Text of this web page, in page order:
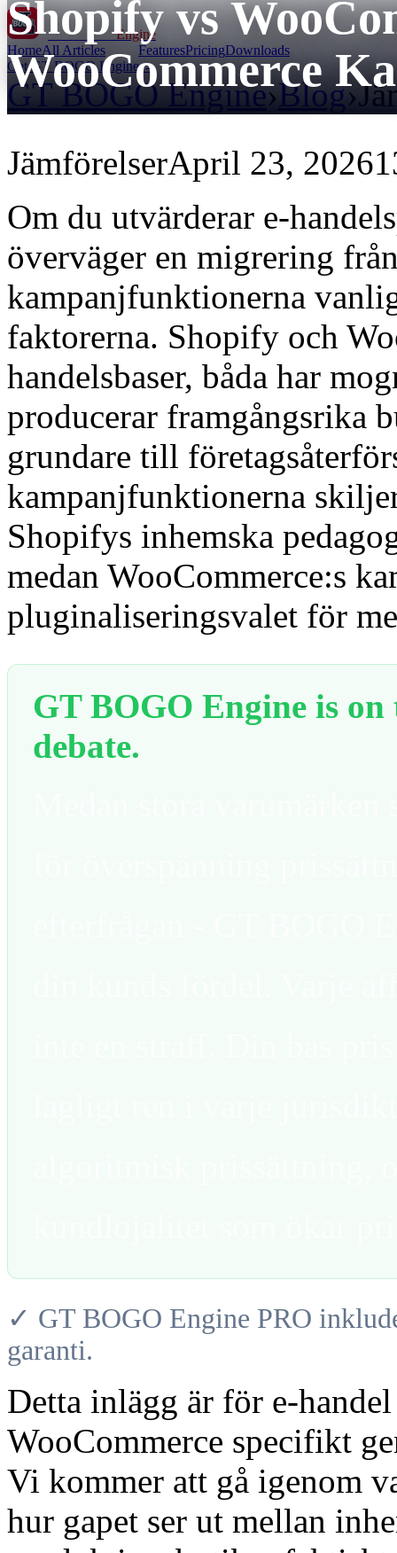
GT BOGOEngine
HomeAll Articles FeaturesPricingDownloads
Get GT BOGO Engine →
GT BOGO Engine›Blog›
Shopify vs
WooCommerce
JämförelserApril 23, 2026
Om du utvärderar e-
överväger en migrering
kampanjfunktionerna
faktorerna. Shopify och
handelsbaser, båda har
producerar framgångsrika
grundare till
kampanjfunktionerna
Shopifys inhemska
medan WooCommerce:s
pluginaliseringsvalet för
GT BOGO Engine is
debate.
✓ GT BOGO Engine PRO
garanti.
Detta inlägg är för e-
WooCommerce specifikt
Vi kommer att gå igenom
hur gapet ser ut mellan